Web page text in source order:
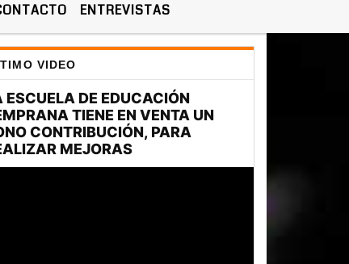
ENTREVISTAS
VIDEO